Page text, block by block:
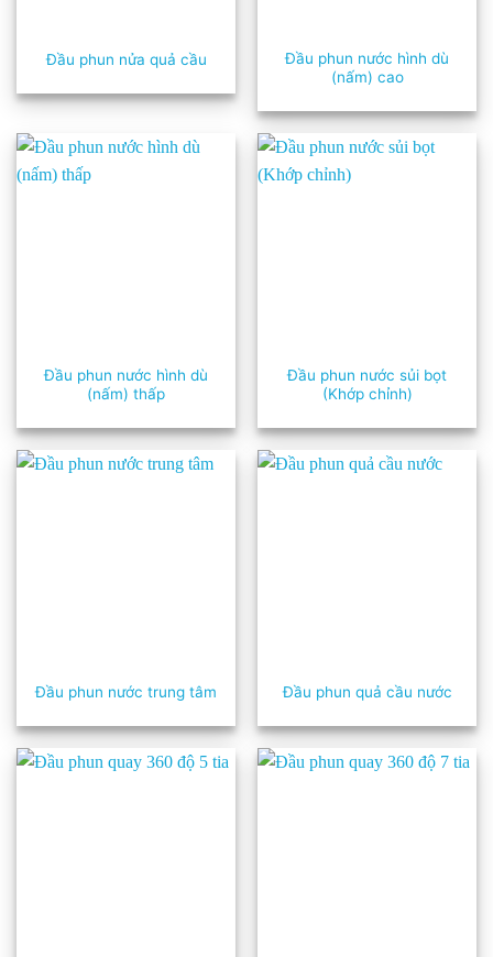
Đầu phun nửa quả cầu
Đầu phun nước hình dù
(nấm) cao
Đầu phun nước hình dù
(nấm) thấp
Đầu phun nước sủi bọt
(Khớp chỉnh)
Đầu phun nước trung tâm Đầu phun quả cầu nước